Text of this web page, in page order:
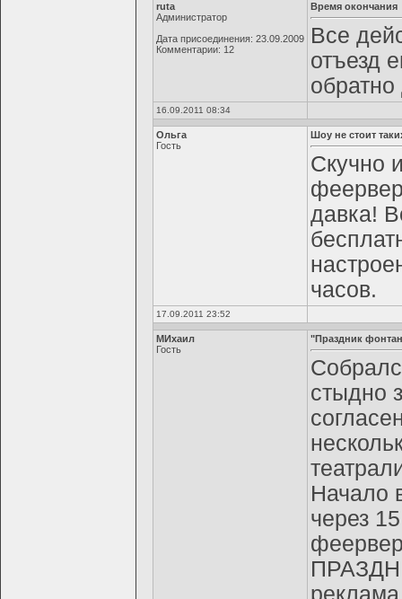
ruta
Администратор
Дата присоединения: 23.09.2009
Комментарии: 12
Время окончания
Все
отъезд
обратно
16.09.2011 08:34
Ольга
Гость
Шоу не стоит
Скучно
давка!
часов.
17.09.2011 23:52
МИхаил
Гость
"Праздник
стыдно
Начало
через